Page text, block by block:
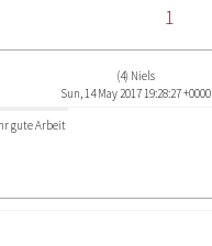
1
(4) Niels
Sun, 14 May 2017 19:28:27 +0000
gute Arbeit